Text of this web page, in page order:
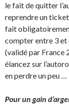
le fait de quitter
reprendre un
fait
compter entre 3
(validé par France
élancez sur
en perdre un peu …
Pour un gain